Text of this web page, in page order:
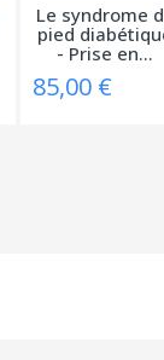
Le syndrome
pied
- Prise en...
85,00 €